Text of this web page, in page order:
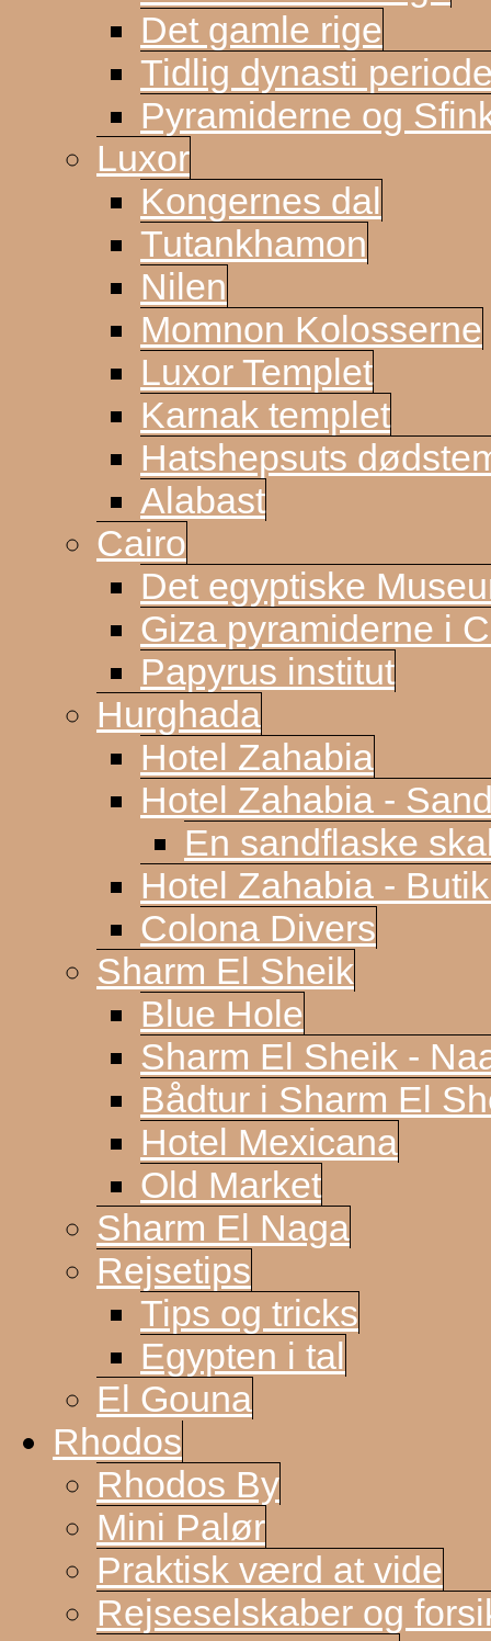
Det gamle rige
Tidlig dynasti
Pyramiderne og
Luxor
Kongernes dal
Tutankhamon
Nilen
Momnon Kolosserne
Luxor Templet
Karnak templet
Hatshepsuts
Alabast
Cairo
Det egyptiske
Giza pyramiderne i
Papyrus institut
Hurghada
Hotel Zahabia
Hotel Zahabia -
En sandflaske
Hotel Zahabia -
Colona Divers
Sharm El Sheik
Blue Hole
Sharm El Sheik -
Bådtur i Sharm El
Hotel Mexicana
Old Market
Sharm El Naga
Rejsetips
Tips og tricks
Egypten i tal
El Gouna
Rhodos
Rhodos By
Mini Palør
Praktisk værd at vide
Rejseselskaber og